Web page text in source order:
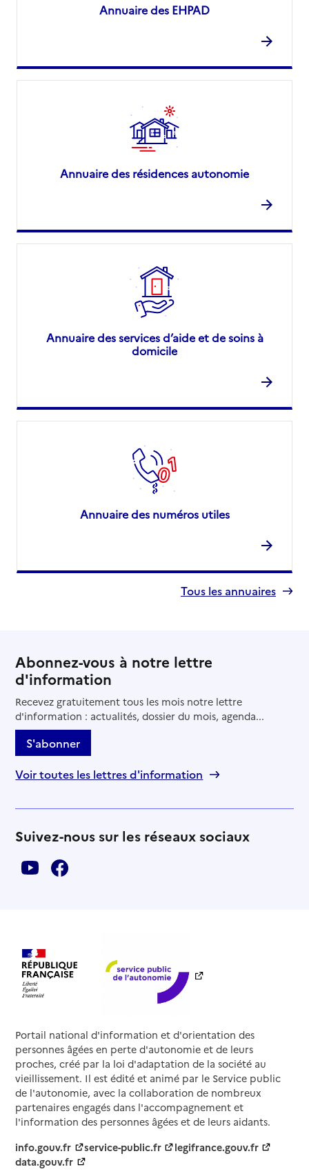
Annuaire des EHPAD
Annuaire des résidences autonomie
Annuaire des services d’aide et de soins à
domicile
Annuaire des numéros utiles
Tous les annuaires
Abonnez-vous à notre lettre
d'information
Recevez gratuitement tous les mois notre lettre
d'information : actualités, dossier du mois, agenda...
S'abonner
Voir toutes les lettres d'information
Suivez-nous sur les réseaux sociaux
Portail national d'information et d'orientation des
personnes âgées en perte d'autonomie et de leurs
proches, créé par la loi d'adaptation de la société au
vieillissement. Il est édité et animé par le Service public
de l'autonomie, avec la collaboration de nombreux
partenaires engagés dans l'accompagnement et
l'information des personnes âgées et de leurs aidants.
info.gouv.fr
service-public.fr
legifrance.gouv.fr
data.gouv.fr